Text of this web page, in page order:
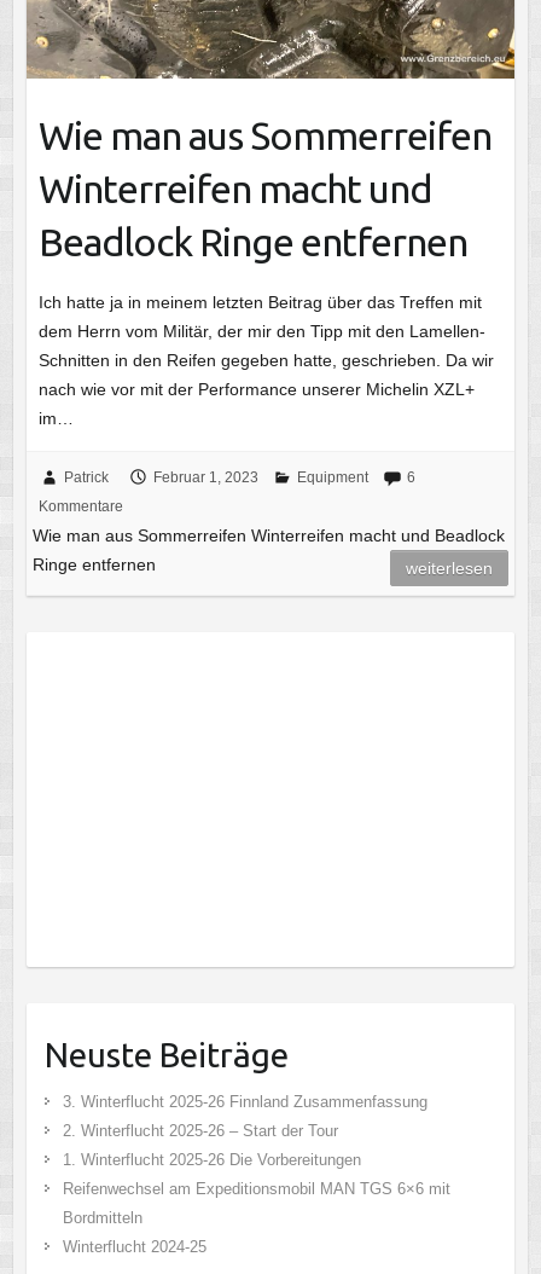
Wie man aus Sommerreifen
Winterreifen macht und
Beadlock Ringe entfernen
Ich hatte ja in meinem letzten Beitrag über das Treffen mit
dem Herrn vom Militär, der mir den Tipp mit den Lamellen-
Schnitten in den Reifen gegeben hatte, geschrieben. Da wir
nach wie vor mit der Performance unserer Michelin XZL+
im…
Patrick Februar 1, 2023 Equipment
6
Kommentare
Wie man aus Sommerreifen Winterreifen macht und Beadlock
Ringe entfernen
weiterlesen
Neuste Beiträge
3. Winterflucht 2025-26 Finnland Zusammenfassung
2. Winterflucht 2025-26 – Start der Tour
1. Winterflucht 2025-26 Die Vorbereitungen
Reifenwechsel am Expeditionsmobil MAN TGS 6×6 mit
Bordmitteln
Winterflucht 2024-25